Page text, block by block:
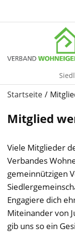
Startseite
Mitglied
Viele Mitglieder
Verbandes
gemeinnützigen
Engagiere dich
Miteinander von
gib uns so ein